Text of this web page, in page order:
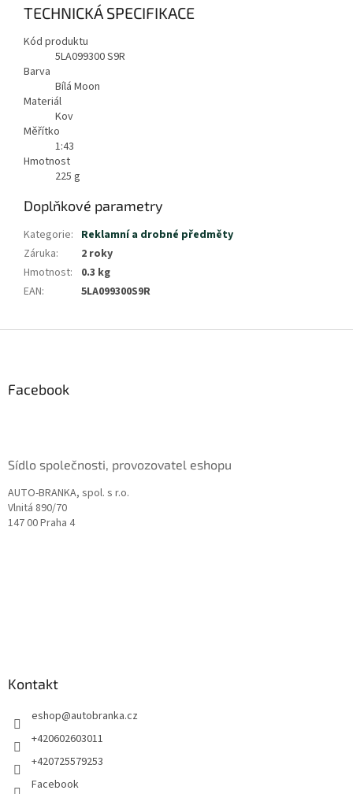
TECHNICKÁ SPECIFIKACE
Kód produktu
5LA099300 S9R
Barva
Bílá Moon
Materiál
Kov
Měřítko
1:43
Hmotnost
225 g
Doplňkové parametry
Kategorie: Reklamní a drobné předměty
Záruka:
2 roky
Hmotnost:
0.3 kg
EAN: 5LA099300S9R
Facebook
Sídlo společnosti, provozovatel eshopu
AUTO-BRANKA, spol. s r.o.
Vlnitá 890/70
147 00 Praha 4
Kontakt
eshop@autobranka.cz
+420602603011
+420725579253
Facebook